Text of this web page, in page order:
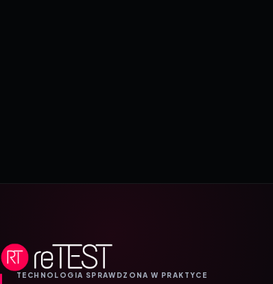
TECHNOLOGIA SPRAWDZONA W PRAKTYCE